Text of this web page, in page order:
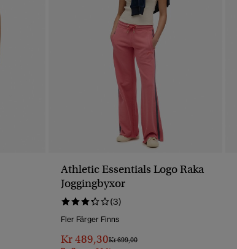
Athletic Essentials Logo Raka
Joggingbyxor
(3)
Fler Färger Finns
Kr 489,30Pris Reducerat Från
Kr 699,00Till